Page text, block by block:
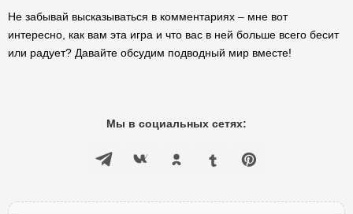
Не забывай высказываться в комментариях – мне вот
интересно, как вам эта игра и что вас в ней больше всего бесит
или радует? Давайте обсудим подводный мир вместе!
Мы в социальных сетях: